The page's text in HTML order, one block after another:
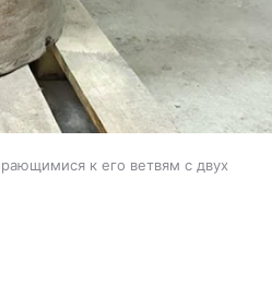
к его ветвям с двух